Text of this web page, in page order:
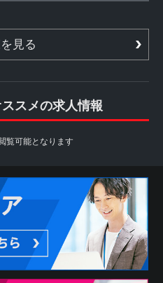
見る
スメの求人情報
覧可能となります